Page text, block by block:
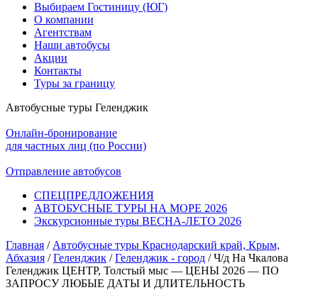
Выбираем Гостиницу (ЮГ)
О компании
Агентствам
Наши автобусы
Акции
Контакты
Туры за границу
Автобусные туры Геленджик
Онлайн-бронирование
для частных лиц (по России)
Отправление автобусов
СПЕЦПРЕДЛОЖЕНИЯ
АВТОБУСНЫЕ ТУРЫ НА МОРЕ 2026
Экскурсионные туры ВЕСНА-ЛЕТО 2026
Главная / Автобусные туры Краснодарский край, Крым,
Абхазия /Геленджик /Геленджик - город /Ч/д На Чкалова
Геленджик ЦЕНТР, Толстый мыс — ЦЕНЫ 2026 — ПО
ЗАПРОСУ ЛЮБЫЕ ДАТЫ И ДЛИТЕЛЬНОСТЬ